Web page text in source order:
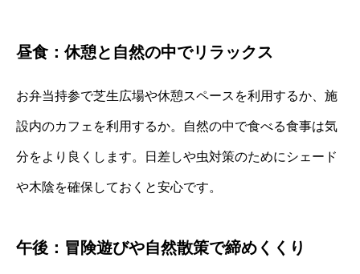
昼食：休憩と自然の中でリラックス
お弁当持参で芝生広場や休憩スペースを利用するか、施
設内のカフェを利用するか。自然の中で食べる食事は気
分をより良くします。日差しや虫対策のためにシェード
や木陰を確保しておくと安心です。
午後：冒険遊びや自然散策で締めくくり